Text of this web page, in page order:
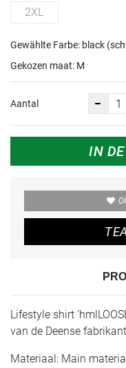
2XL
Gewählte Farbe: black
Gekozen maat: M
Aantal
IN
Lifestyle shirt
van de Deense
Materiaal: Main